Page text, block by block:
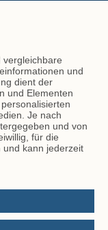
vergleichbare
und
dient der
und Elementen
Je nach
und von
für die
und kann jederzeit